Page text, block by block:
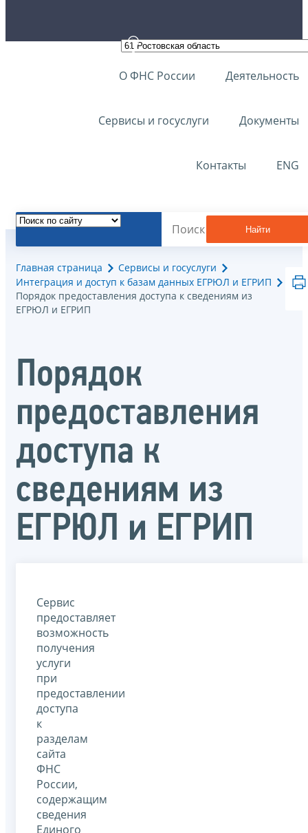
О ФНС России Деятельность
Сервисы и госуслуги Документы
Контакты ENG
Найти
Главная страница
Сервисы и госуслуги
Интеграция и доступ к базам данных ЕГРЮЛ и ЕГРИП
Порядок предоставления доступа к сведениям из
ЕГРЮЛ и ЕГРИП
Порядок
предоставления
доступа к
сведениям из
ЕГРЮЛ и ЕГРИП
Сервис
предоставляет
возможность
получения
услуги
при
предоставлении
доступа
к
разделам
сайта
ФНС
России,
содержащим
сведения
Единого